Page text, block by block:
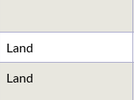
Land
Land